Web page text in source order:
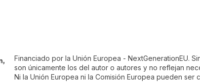
Financiado por la Unión Europea - NextGenerationEU.
son únicamente los del autor o autores y no reflejan
Ni la Unión Europea ni la Comisión Europea pueden ser